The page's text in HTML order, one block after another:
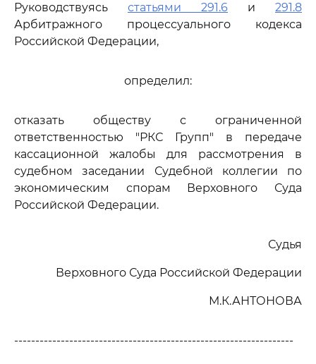
Руководствуясь статьями 291.6 и 291.8
Арбитражного процессуального кодекса
Российской Федерации,
определил:
отказать обществу с ограниченной
ответственностью "РКС Групп" в передаче
кассационной жалобы для рассмотрения в
судебном заседании Судебной коллегии по
экономическим спорам Верховного Суда
Российской Федерации.
Судья
Верховного Суда Российской Федерации
М.К.АНТОНОВА
------------------------------------------------------------------